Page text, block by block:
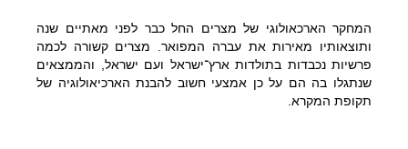
ילדים ומשפחה
שעת סיפור
מוזות במוזיאון
המחקר הארכאולוגי של מצרים החל כבר לפני מאתיים שנה
ותוצאותיו מאירות את עברה המפואר. מצרים קשורה לכמה
פרשיות נכבדות בתולדות ארץ־ישראל ועם ישראל, והממצאים
שנתגלו בה הם על כן אמצעי חשוב להבנת הארכיאולוגיה של
תקופת המקרא.